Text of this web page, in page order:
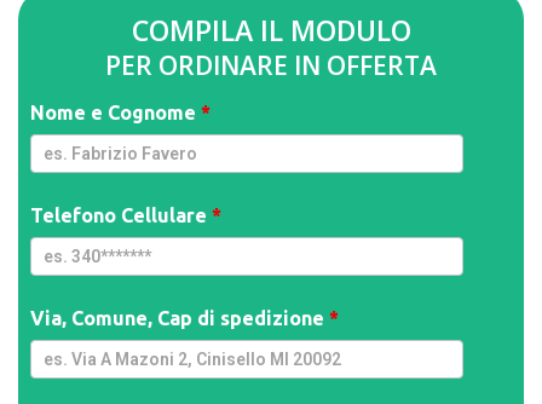
COMPILA IL MODULO
PER ORDINARE IN OFFERTA
Spider
Car 2x1
[IT] -
| WF
Nome e Cognome *
Telefono Cellulare *
Via, Comune, Cap di spedizione *